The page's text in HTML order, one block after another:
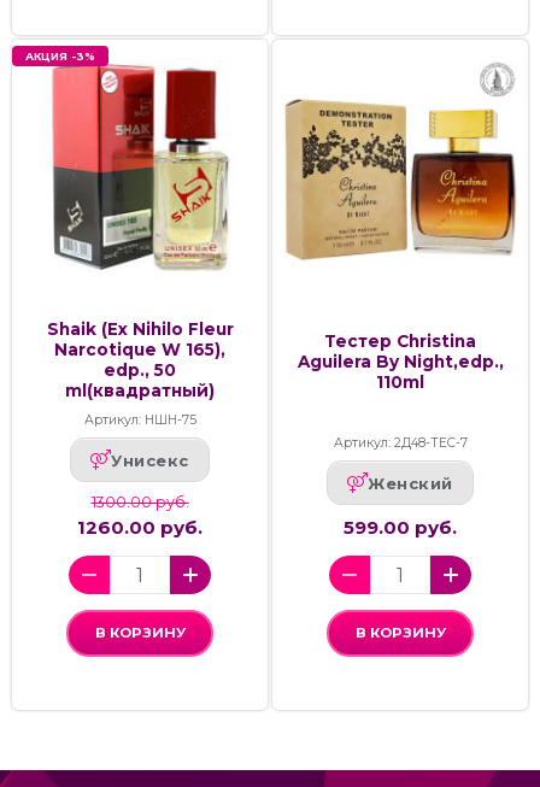
АКЦИЯ -3%
Shaik (Ex Nihilo Fleur
Narcotique W 165),
edp., 50
ml(квадратный)
Артикул: НШН-75
Унисекс
1300.00 руб.
1260.00 руб.
В КОРЗИНУ
Тестер Christina
Aguilera By Night,edp.,
110ml
Артикул: 2Д48-ТЕС-7
Женский
599.00 руб.
В КОРЗИНУ